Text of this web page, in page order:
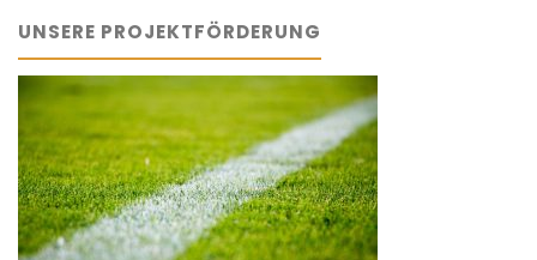
UNSERE PROJEKTFÖRDERUNG